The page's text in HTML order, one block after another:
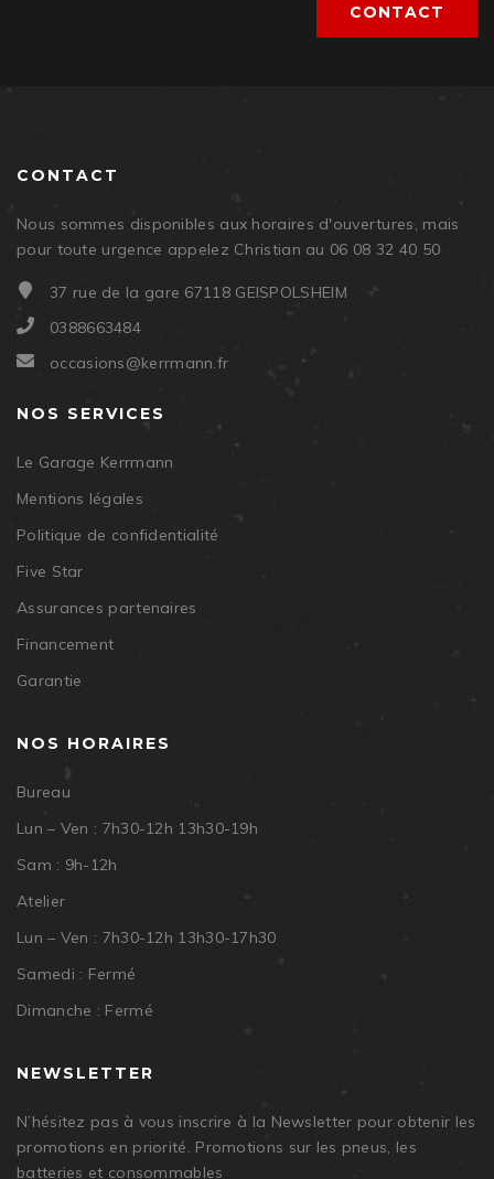
CONTACT
CONTACT
Nous sommes disponibles aux horaires d'ouvertures, mais
pour toute urgence appelez Christian au 06 08 32 40 50
37 rue de la gare 67118 GEISPOLSHEIM
0388663484
occasions@kerrmann.fr
NOS SERVICES
Le Garage Kerrmann
Mentions légales
Politique de confidentialité
Five Star
Assurances partenaires
Financement
Garantie
NOS HORAIRES
Bureau
Lun – Ven : 7h30-12h 13h30-19h
Sam : 9h-12h
Atelier
Lun – Ven : 7h30-12h 13h30-17h30
Samedi : Fermé
Dimanche : Fermé
NEWSLETTER
N’hésitez pas à vous inscrire à la Newsletter pour obtenir les
promotions en priorité. Promotions sur les pneus, les
batteries et consommables